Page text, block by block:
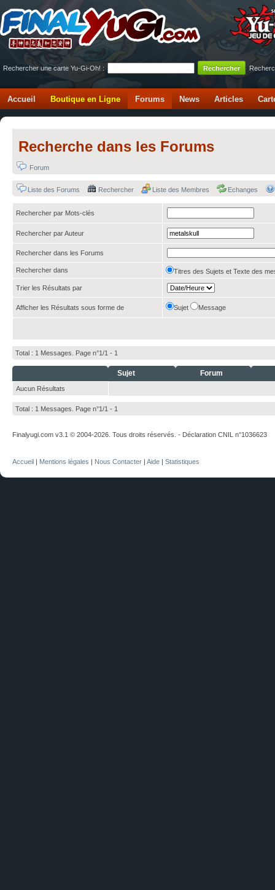
Rechercher une carte Yu-Gi-Oh! :
Accueil Boutique en Ligne Forums News Articles
Recherche dans les Forums
Forum
Liste des Forums Rechercher Liste des Membres Echanges
Rechercher par Mots-clés
Rechercher par Auteur
Rechercher dans les Forums
Rechercher dans Titres des Sujets et Texte des
Trier les Résultats par
Afficher les Résultats sous forme de Sujet Message
Total : 1 Messages. Page n°1/1 - 1
Sujet Forum
Aucun Résultats
Total : 1 Messages. Page n°1/1 - 1
Finalyugi.com v3.1 © 2004-2026. Tous droits réservés. - Déclaration CNIL n°1036623
Accueil | Mentions légales | Nous Contacter | Aide | Statistiques